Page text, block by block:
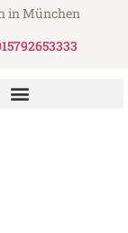
in München